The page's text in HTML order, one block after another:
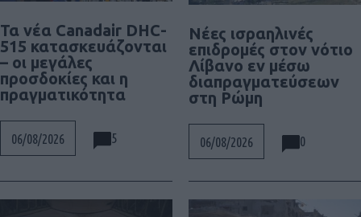
Τα νέα Canadair DHC-
515 κατασκευάζονται
– οι μεγάλες
προσδοκίες και η
πραγματικότητα
06/08/2026 5
Νέες ισραηλινές
επιδρομές στον νότιο
Λίβανο εν μέσω
διαπραγματεύσεων
στη Ρώμη
06/08/2026 0